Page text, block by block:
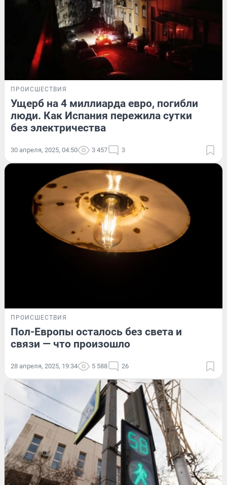
ПРОИСШЕСТВИЯ
Ущерб на 4 миллиарда евро, погибли
люди. Как Испания пережила сутки
без электричества
30 апреля, 2025, 04:50 3 457 3
ПРОИСШЕСТВИЯ
Пол-Европы осталось без света и
связи — что произошло
28 апреля, 2025, 19:34 5 588 26